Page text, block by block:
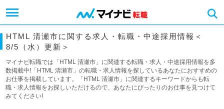
HTML 清瀬市に関する求人・転職・中途採用情報＜
8/5（水）更新＞
マイナビ転職では「HTML 清瀬市」に関連する転職・求人・中途採用情報を多
数掲載中!「HTML 清瀬市」の転職・求人情報を探しているあなたにおすすめの
お仕事を掲載しています。「HTML 清瀬市」に関連するキーワードからも転
職・求人情報をお探しいただけるので、あなたにぴったりのお仕事を見つけて
みてください!